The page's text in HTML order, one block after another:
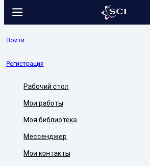
Войти
Регистрация
Рабочий стол
Мои работы
Моя библиотека
Мессенджер
Мои контакты